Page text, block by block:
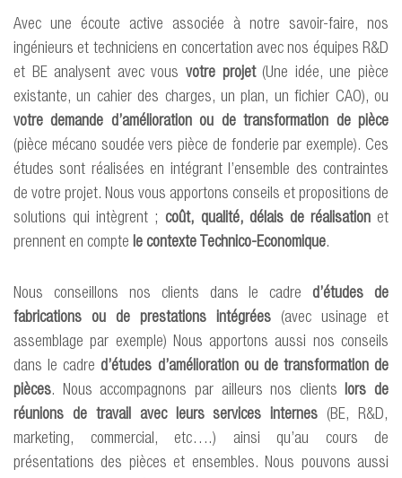
Avec une écoute active associée à notre savoir-faire, nos
ingénieurs et techniciens en concertation avec nos équipes R&D
et BE analysent avec vous votre projet(Une idée, une pièce
existante, un cahier des charges, un plan, un fichier CAO), ou
votre demande d’amélioration ou de transformation de pièce
(pièce mécano soudée vers pièce de fonderie par exemple). Ces
études sont réalisées en intégrant l’ensemble des contraintes
de votre projet. Nous vous apportons conseils et propositions de
solutions qui intègrent ;coût, qualité, délais de réalisationet
prennent en compte le contexte Technico-Economique.
Nous conseillons nos clients dans le cadred’études de
fabrications ou de prestations intégrées (avec usinage et
assemblage par exemple) Nous apportons aussi nos conseils
dans le cadred’études d’amélioration ou de transformation de
pièces. Nous accompagnons par ailleurs nos clientslors de
réunions de travail avec leurs services internes (BE, R&D,
marketing, commercial, etc….) ainsi qu’au cours de
présentations des pièces et ensembles. Nous pouvons aussi